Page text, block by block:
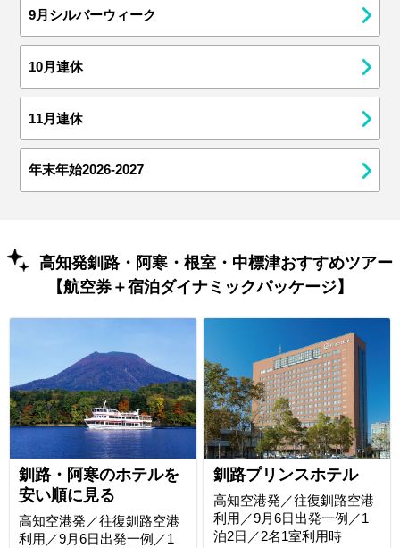
9月シルバーウィーク
10月連休
11月連休
年末年始2026-2027
高知発釧路・阿寒・根室・中標津おすすめツアー
【航空券＋宿泊ダイナミックパッケージ】
釧路・阿寒のホテルを
安い順に見る
高知空港発／往復釧路空港
利用／9月6日出発一例／1
釧路プリンスホテル
高知空港発／往復釧路空港
利用／9月6日出発一例／1
泊2日／2名1室利用時